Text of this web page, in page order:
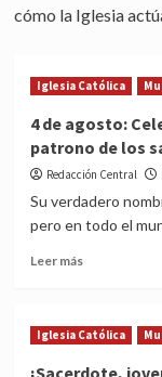
cómo la Iglesia
Iglesia Católica
4 de agosto:
patrono de los
Redacción Central
Su verdadero
pero en todo el
Leer másRead
de
Iglesia Católica